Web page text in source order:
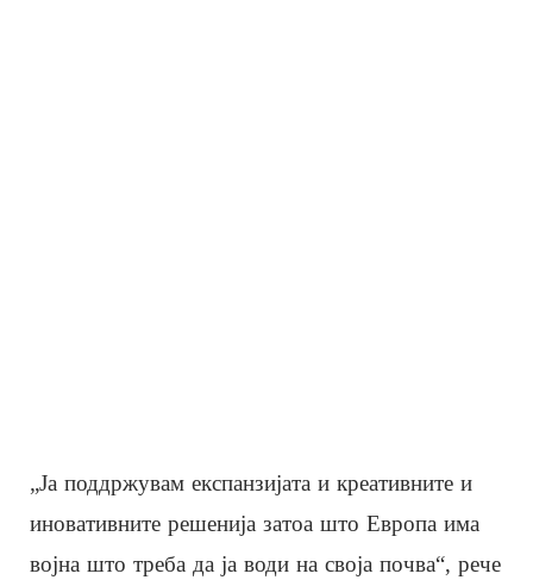
„Ја поддржувам експанзијата и креативните и
иновативните решенија затоа што Европа има
војна што треба да ја води на своја почва“, рече